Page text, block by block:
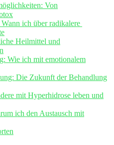
Von
ich ​über radikalere
Heilmittel und
Wie ‌ich mit emotionalem
Die Zukunft der Behandlung⁤
mit Hyperhidrose leben ‍und
ich⁢ den⁣ Austausch‌ mit